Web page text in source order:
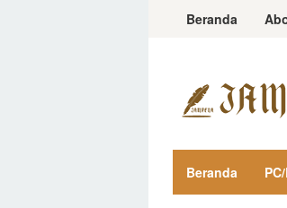
LoncatBeranda
Beranda